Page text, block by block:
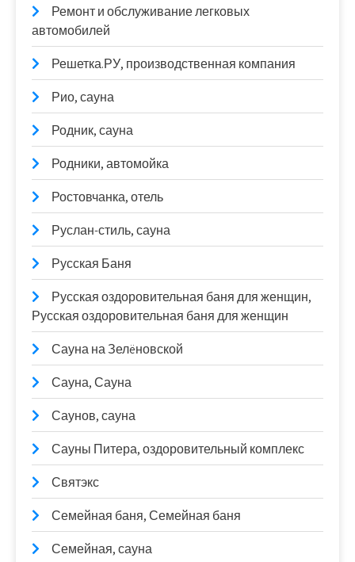
Ремонт и обслуживание легковых
автомобилей
Решетка.РУ, производственная компания
Рио, сауна
Родник, сауна
Родники, автомойка
Ростовчанка, отель
Руслан-стиль, сауна
Русская Баня
Русская оздоровительная баня для женщин,
Русская оздоровительная баня для женщин
Сауна на Зелëновской
Сауна, Сауна
Саунов, сауна
Сауны Питера, оздоровительный комплекс
Святэкс
Семейная баня, Семейная баня
Семейная, сауна